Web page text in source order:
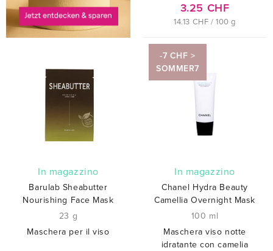
3.25 CHF
14.13 CHF / 100 g
In magazzino
Barulab Sheabutter
Nourishing Face Mask
23 g
Maschera per il viso
-7 CHF >
SOMMER7
In magazzino
Chanel Hydra Beauty
Camellia Overnight Mask
100 ml
Maschera viso notte
idratante con camelia